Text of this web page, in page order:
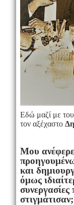
Εδώ μαζί με
τον αξέχαστο
Μου
και
όμως
συνεργασίες
στιγμάτισαν;